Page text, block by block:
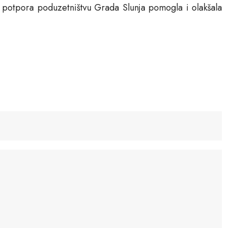
poduzetništvu Grada Slunja pomogla i olakšala